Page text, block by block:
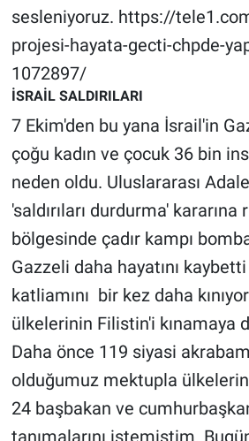
sesleniyoruz. https://
projesi-hayata-gecti-chpde-
1072897/
İSRAİL SALDIRILARI
7 Ekim'den bu yana İsrail'in
çoğu kadın ve çocuk 36 bin
neden oldu. Uluslararası
'saldırıları durdurma'
bölgesinde çadır kampı
Gazzeli daha hayatını
katliamını bir kez daha
ülkelerinin Filistin'i kınamaya
Daha önce 119 siyasi
olduğumuz mektupla
24 başbakan ve
tanımalarını istemiştim.